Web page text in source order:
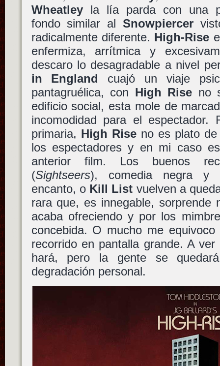
Wheatleyla lía parda con una
fondo similar al Snowpiercer
radicalmente diferente. High-Rise
enfermiza, arrítmica y
descaro lo desagradable a nivel
in England cuajó un viaje
pantagruélica, con High Rise no
edificio social, esta mole de
incomodidad para el espectador.
primaria, High Riseno es plato de
los espectadores y en mi caso
anterior film. Los buenos
(Sightseers), comedia negra y
encanto, o Kill List vuelven a
rara que, es innegable, sorprende
acaba ofreciendo y por los
concebida. O mucho me
recorrido en pantalla grande. A
hará, pero la gente se
degradación personal.